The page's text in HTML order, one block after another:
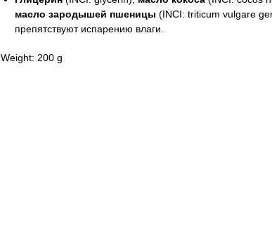
масло зародышей пшеницы (INCI: triticum vulgare
препятствуют испарению влаги.
Weight: 200 g